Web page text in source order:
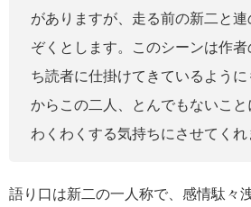
がありますが、走る前の新二と連
ぞくとします。このシーンは作
ち読者に仕掛けてきているように
からこの二人、とんでもないこと
わくわくする気持ちにさせてくれ
語り口は新二の一人称で、感情駄々